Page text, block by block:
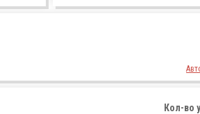
Кол-во